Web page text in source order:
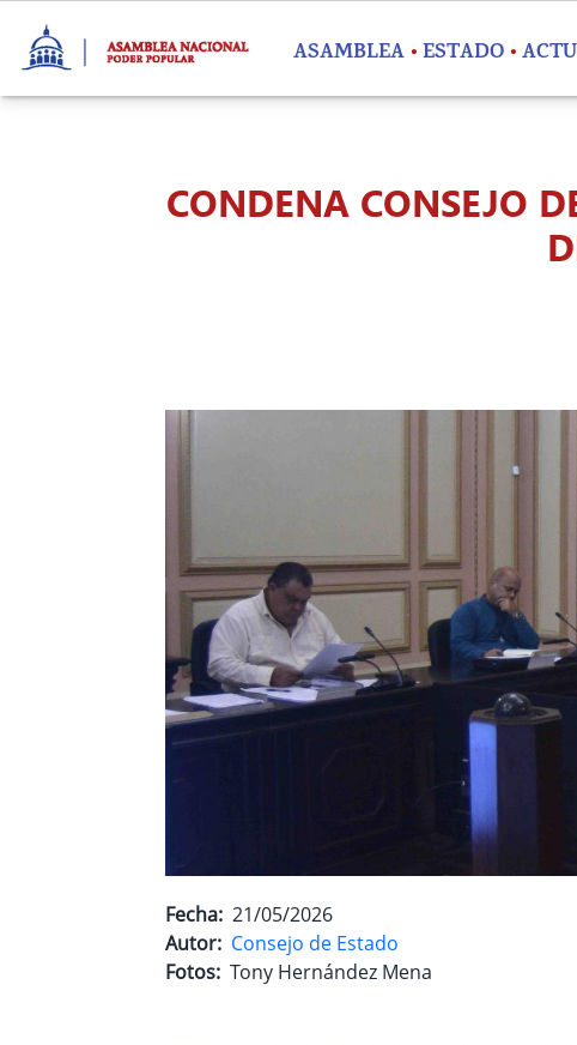
ASAMBLEA ESTADO
CONDENA CONSEJO
Fecha 21/05/2026
Autor Consejo de Estado
Fotos Tony Hernández Mena